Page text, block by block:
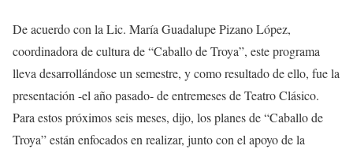
De acuerdo con la Lic. María Guadalupe Pizano López,
coordinadora de cultura de “Caballo de Troya”, este programa
lleva desarrollándose un semestre, y como resultado de ello, fue la
presentación -el año pasado- de entremeses de Teatro Clásico.
Para estos próximos seis meses, dijo, los planes de “Caballo de
Troya” están enfocados en realizar, junto con el apoyo de la